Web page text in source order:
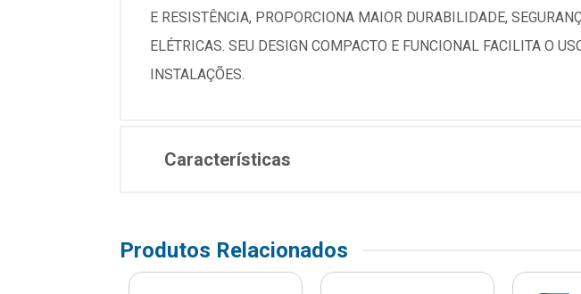
E RESISTÊNCIA, PROPORCIONA MAIOR DURABILIDADE,
ELÉTRICAS. SEU DESIGN COMPACTO E FUNCIONAL FACILITA O
INSTALAÇÕES.
Características
Produtos Relacionados